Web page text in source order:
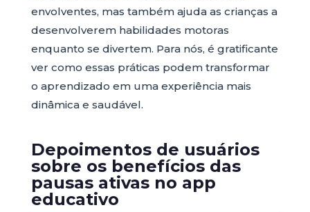
envolventes, mas também ajuda as crianças a
desenvolverem habilidades motoras
enquanto se divertem. Para nós, é gratificante
ver como essas práticas podem transformar
o aprendizado em uma experiência mais
dinâmica e saudável.
Depoimentos de usuários
sobre os benefícios das
pausas ativas no app
educativo